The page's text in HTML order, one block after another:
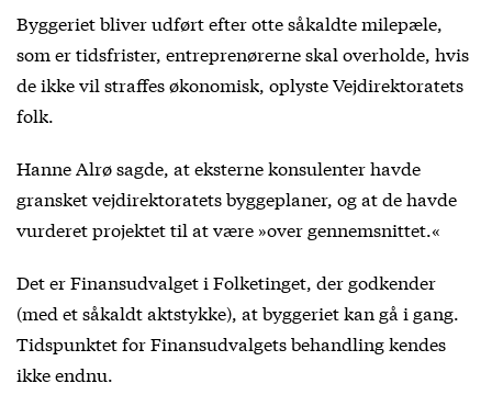
Byggeriet bliver udført efter otte såkaldte milepæle,
som er tidsfrister, entreprenørerne skal overholde, hvis
de ikke vil straffes økonomisk, oplyste Vejdirektoratets
folk.
Hanne Alrø sagde, at eksterne konsulenter havde
gransket vejdirektoratets byggeplaner, og at de havde
vurderet projektet til at være »over gennemsnittet.«
Det er Finansudvalget i Folketinget, der godkender
(med et såkaldt aktstykke), at byggeriet kan gå i gang.
Tidspunktet for Finansudvalgets behandling kendes
ikke endnu.